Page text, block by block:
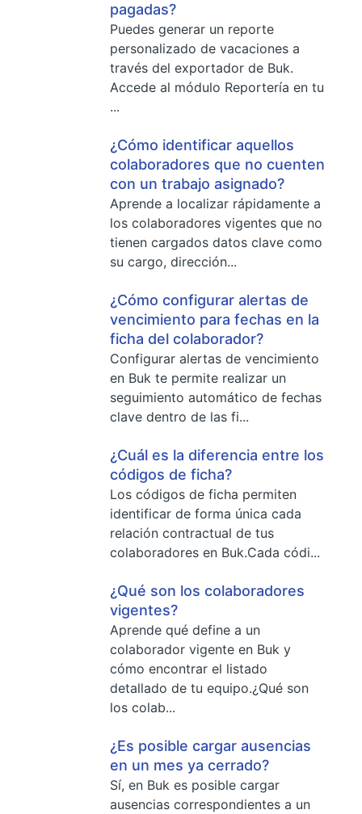
pagadas?
Puedes generar un reporte
personalizado de vacaciones a
través del exportador de Buk.
Accede al módulo Reportería en tu
...
¿Cómo identificar aquellos
colaboradores que no cuenten
con un trabajo asignado?
Aprende a localizar rápidamente a
los colaboradores vigentes que no
tienen cargados datos clave como
su cargo, dirección...
¿Cómo configurar alertas de
vencimiento para fechas en la
ficha del colaborador?
Configurar alertas de vencimiento
en Buk te permite realizar un
seguimiento automático de fechas
clave dentro de las fi...
¿Cuál es la diferencia entre los
códigos de ficha?
Los códigos de ficha permiten
identificar de forma única cada
relación contractual de tus
colaboradores en Buk.Cada códi...
¿Qué son los colaboradores
vigentes?
Aprende qué define a un
colaborador vigente en Buk y
cómo encontrar el listado
detallado de tu equipo.¿Qué son
los colab...
¿Es posible cargar ausencias
en un mes ya cerrado?
Sí, en Buk es posible cargar
ausencias correspondientes a un